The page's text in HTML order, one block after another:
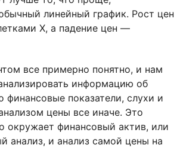
линейный график. Рост цен
X, а падение цен —
все примерно понятно, и нам
информацию об
финансовые показатели, слухи и
цены все иначе. Это
окружает финансовый актив, или
анализ, и анализ самой цены на